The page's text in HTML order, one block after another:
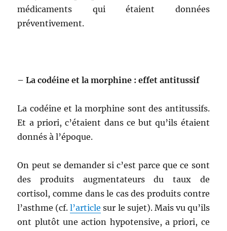
médicaments qui étaient données
préventivement.
– La codéine et la morphine : effet antitussif
La codéine et la morphine sont des antitussifs.
Et a priori, c’étaient dans ce but qu’ils étaient
donnés à l’époque.
On peut se demander si c’est parce que ce sont
des produits augmentateurs du taux de
cortisol, comme dans le cas des produits contre
l’asthme (cf.l’article sur le sujet). Mais vu qu’ils
ont plutôt une action hypotensive, a priori, ce